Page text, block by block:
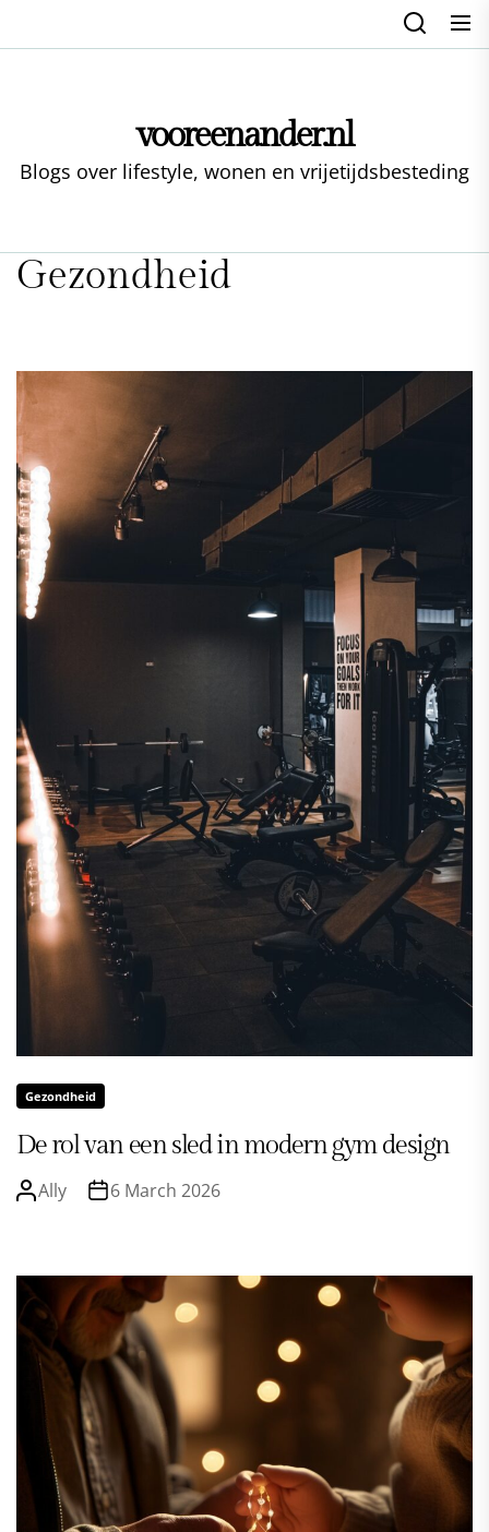
vooreenander.nl
Blogs over lifestyle, wonen en vrijetijdsbesteding
Gezondheid
Gezondheid
De rol van een sled in modern gym design
Ally 6 March 2026